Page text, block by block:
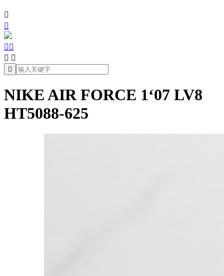


 
 

NIKE AIR FORCE 1‘07 LV8
HT5088-625